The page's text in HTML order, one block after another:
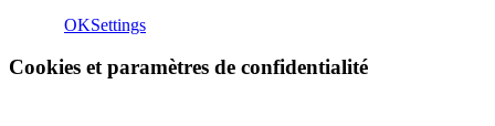
OKSettings
Cookies et paramètres de confidentialité